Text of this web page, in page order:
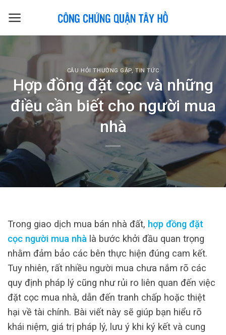
CÂU HỎI THƯỜNG GẶP,TIN TỨC
Hợp đồng đặt cọc và những
điều cần biết cho người mua
nhà
Trong giao dịch mua bán nhà đất, hợp đồng đặt
cọc người mua nhà là bước khởi đầu quan trọng
nhằm đảm bảo các bên thực hiện đúng cam kết.
Tuy nhiên, rất nhiều người mua chưa nắm rõ các
quy định pháp lý cũng như rủi ro liên quan đến việc
đặt cọc mua nhà, dẫn đến tranh chấp hoặc thiệt
hại về tài chính. Bài viết này sẽ giúp bạn hiểu rõ
khái niệm, giá trị pháp lý, lưu ý khi ký kết và cung